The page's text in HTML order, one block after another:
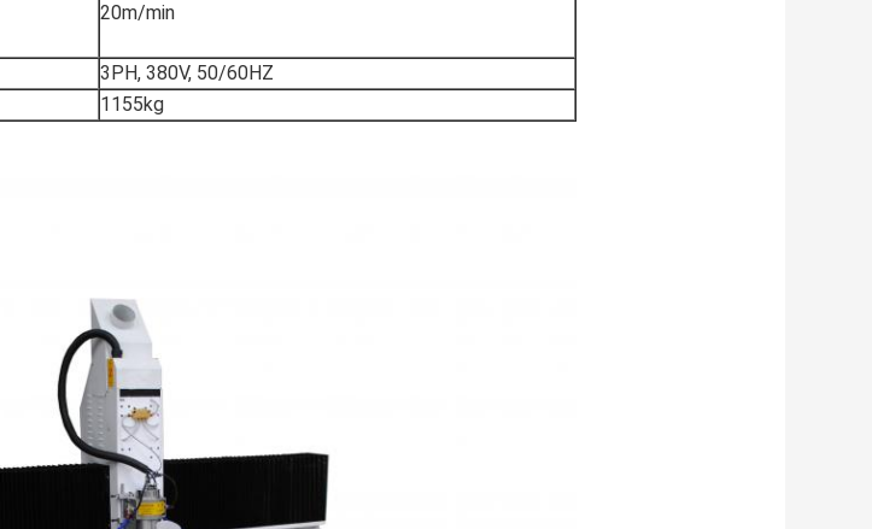
20m/min
3PH, 380V, 50/60HZ
1155kg